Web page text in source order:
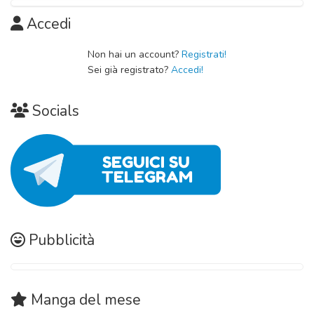
Capitolo 05
Capitolo 04
Capitolo 03
Capitolo 02
Accedi
Non hai un account? Registrati!
Sei già registrato? Accedi!
Socials
Pubblicità
Manga del mese